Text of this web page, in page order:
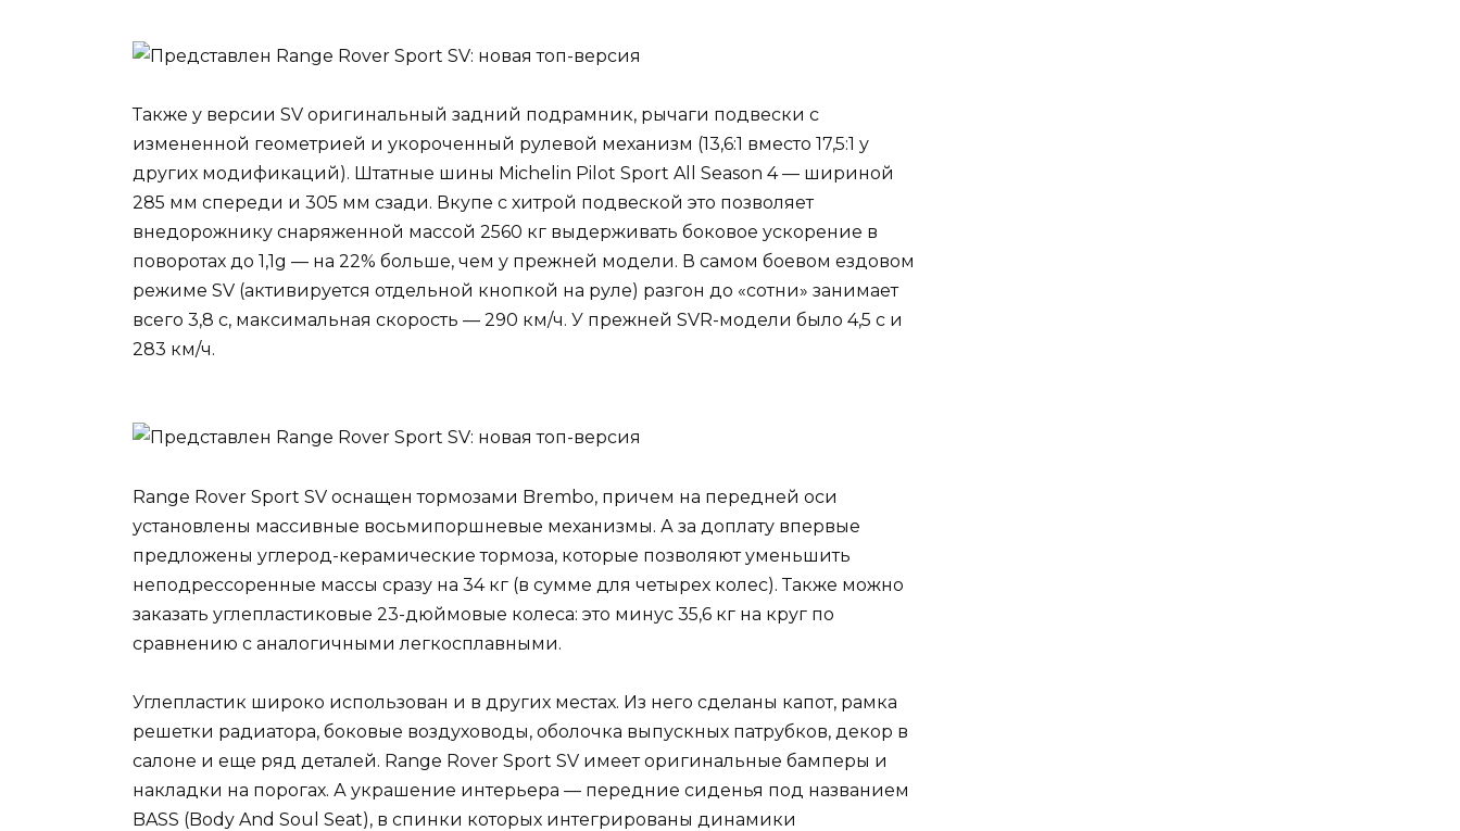
Также у версии SV оригинальный задний подрамник, рычаги подвески с
измененной геометрией и укороченный рулевой механизм (13,6:1 вместо 17,5:1 у
других модификаций). Штатные шины Michelin Pilot Sport All Season 4 — шириной
285 мм спереди и 305 мм сзади. Вкупе с хитрой подвеской это позволяет
внедорожнику снаряженной массой 2560 кг выдерживать боковое ускорение в
поворотах до 1,1g — на 22% больше, чем у прежней модели. В самом боевом ездовом
режиме SV (активируется отдельной кнопкой на руле) разгон до «сотни» занимает
всего 3,8 с, максимальная скорость — 290 км/ч. У прежней SVR-модели было 4,5 с и
283 км/ч.
Range Rover Sport SV оснащен тормозами Brembo, причем на передней оси
установлены массивные восьмипоршневые механизмы. А за доплату впервые
предложены углерод-керамические тормоза, которые позволяют уменьшить
неподрессоренные массы сразу на 34 кг (в сумме для четырех колес). Также можно
заказать углепластиковые 23-дюймовые колеса: это минус 35,6 кг на круг по
сравнению с аналогичными легкосплавными.
Углепластик широко использован и в других местах. Из него сделаны капот, рамка
решетки радиатора, боковые воздуховоды, оболочка выпускных патрубков, декор в
салоне и еще ряд деталей. Range Rover Sport SV имеет оригинальные бамперы и
накладки на порогах. А украшение интерьера — передние сиденья под названием
BASS (Body And Soul Seat), в спинки которых интегрированы динамики